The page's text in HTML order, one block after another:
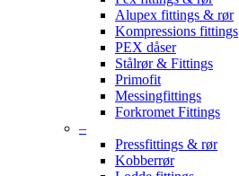
Alupex fittings & rør
Kompressions fittings
PEX dåser
Stålrør & Fittings
Primofit
Messingfittings
Forkromet Fittings
–
Pressfittings & rør
Kobberrør